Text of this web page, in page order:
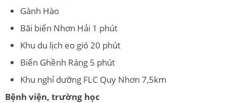
Gành Hào
Bãi biển Nhơn Hải 1 phút
Khu du lịch eo gió 20 phút
Biển Ghềnh Ráng 5 phút
Khu nghỉ dưỡng FLC Quy Nhơn 7,5km
Bệnh viện, trường học